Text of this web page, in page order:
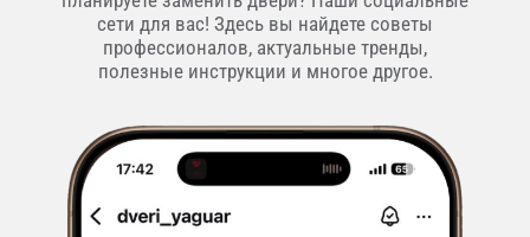
сети для вас! Здесь вы найдете советы
профессионалов, актуальные тренды,
полезные инструкции и многое другое.